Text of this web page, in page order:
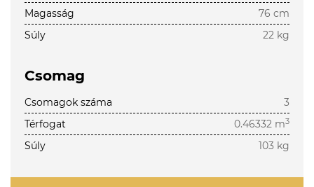
Magasság
76 cm
Súly
22 kg
Csomag
Csomagok száma
3
Térfogat
0.46332 m3
Súly 103 kg